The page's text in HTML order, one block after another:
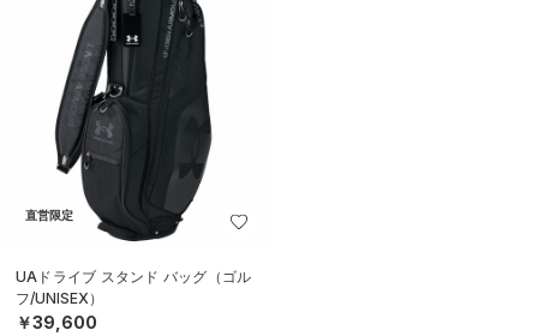
直営限定
UAドライブ スタンド バッグ（ゴル
フ/UNISEX）
￥39,600